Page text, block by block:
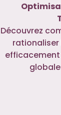
Découvrez
rationaliser